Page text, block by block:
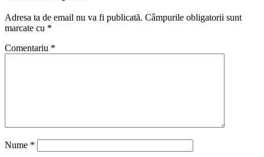
Adresa ta de email nu va fi publicată. Câmpurile obligatorii sunt
marcate cu *
Comentariu *
Nume *